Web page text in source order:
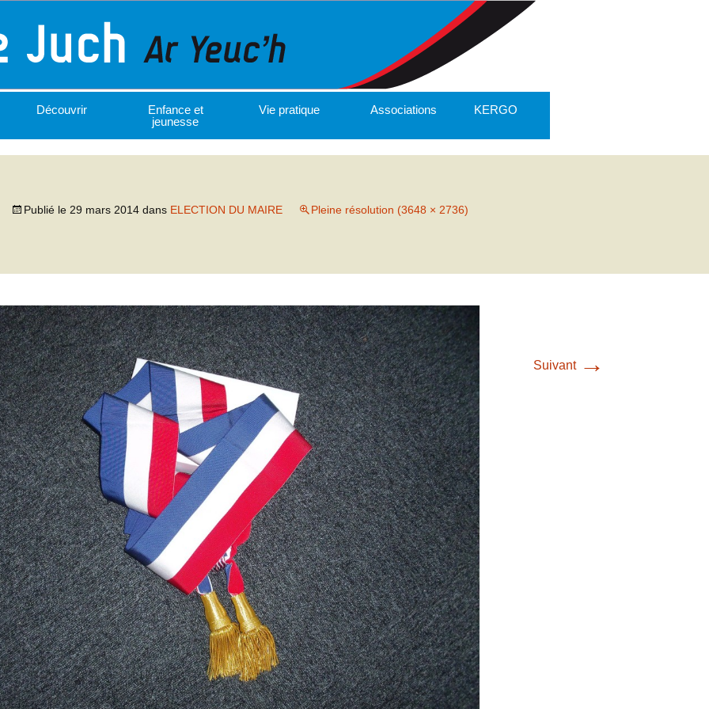
Découvrir
Enfance et
jeunesse
Vie pratique Associations KERGO
Publié le 29 mars 2014 dans ELECTION DU MAIRE Pleine résolution (3648 × 2736)
Suivant →